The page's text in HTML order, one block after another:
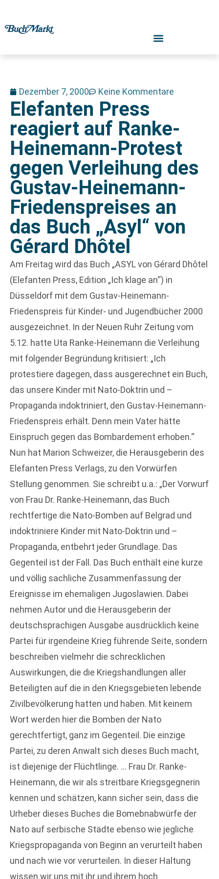
Dezember 7, 2000 Keine Kommentare
Elefanten Press
reagiert auf Ranke-
Heinemann-Protest
gegen Verleihung des
Gustav-Heinemann-
Friedenspreises an
das Buch „Asyl“ von
Gérard Dhôtel
Am Freitag wird das Buch „ASYL von Gérard Dhôtel
(Elefanten Press, Edition „Ich klage an“) in
Düsseldorf mit dem Gustav-Heinemann-
Friedenspreis für Kinder- und Jugendbücher 2000
ausgezeichnet. In der Neuen Ruhr Zeitung vom
5.12. hatte Uta Ranke-Heinemann die Verleihung
mit folgender Begründung kritisiert: „Ich
protestiere dagegen, dass ausgerechnet ein Buch,
das unsere Kinder mit Nato-Doktrin und –
Propaganda indoktriniert, den Gustav-Heinemann-
Friedenspreis erhält. Denn mein Vater hätte
Einspruch gegen das Bombardement erhoben.“
Nun hat Marion Schweizer, die Herausgeberin des
Elefanten Press Verlags, zu den Vorwürfen
Stellung genommen. Sie schreibt u.a.: „Der Vorwurf
von Frau Dr. Ranke-Heinemann, das Buch
rechtfertige die Nato-Bomben auf Belgrad und
indoktriniere Kinder mit Nato-Doktrin und –
Propaganda, entbehrt jeder Grundlage. Das
Gegenteil ist der Fall. Das Buch enthält eine kurze
und völlig sachliche Zusammenfassung der
Ereignisse im ehemaligen Jugoslawien. Dabei
nehmen Autor und die Herausgeberin der
deutschsprachigen Ausgabe ausdrücklich keine
Partei für irgendeine Krieg führende Seite, sondern
beschreiben vielmehr die schrecklichen
Auswirkungen, die die Kriegshandlungen aller
Beteiligten auf die in den Kriegsgebieten lebende
Zivilbevölkerung hatten und haben. Mit keinem
Wort werden hier die Bomben der Nato
gerechtfertigt, ganz im Gegenteil. Die einzige
Partei, zu deren Anwalt sich dieses Buch macht,
ist diejenige der Flüchtlinge. … Frau Dr. Ranke-
Heinemann, die wir als streitbare Kriegsgegnerin
kennen und schätzen, kann sicher sein, dass die
Urheber dieses Buches die Bomebnabwürfe der
Nato auf serbische Städte ebenso wie jegliche
Kriegspropaganda von Beginn an verurteilt haben
und nach wie vor verurteilen. In dieser Haltung
wissen wir uns mit ihr und ihrem hoch